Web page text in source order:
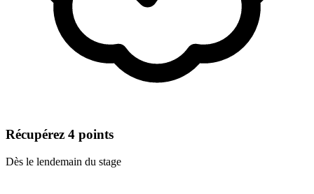
Récupérez 4 points
Dès le lendemain du stage